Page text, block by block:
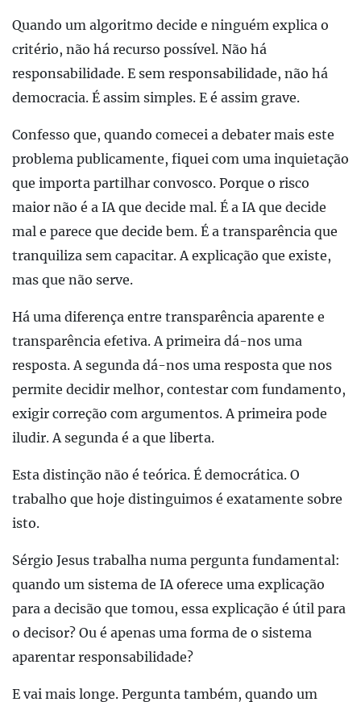
Quando um algoritmo decide e ninguém explica o
critério, não há recurso possível. Não há
responsabilidade. E sem responsabilidade, não há
democracia. É assim simples. E é assim grave.
Confesso que, quando comecei a debater mais este
problema publicamente, fiquei com uma inquietação
que importa partilhar convosco. Porque o risco
maior não é a IA que decide mal. É a IA que decide
mal e parece que decide bem. É a transparência que
tranquiliza sem capacitar. A explicação que existe,
mas que não serve.
Há uma diferença entre transparência aparente e
transparência efetiva. A primeira dá-nos uma
resposta. A segunda dá-nos uma resposta que nos
permite decidir melhor, contestar com fundamento,
exigir correção com argumentos. A primeira pode
iludir. A segunda é a que liberta.
Esta distinção não é teórica. É democrática. O
trabalho que hoje distinguimos é exatamente sobre
isto.
Sérgio Jesus trabalha numa pergunta fundamental:
quando um sistema de IA oferece uma explicação
para a decisão que tomou, essa explicação é útil para
o decisor? Ou é apenas uma forma de o sistema
aparentar responsabilidade?
E vai mais longe. Pergunta também, quando um